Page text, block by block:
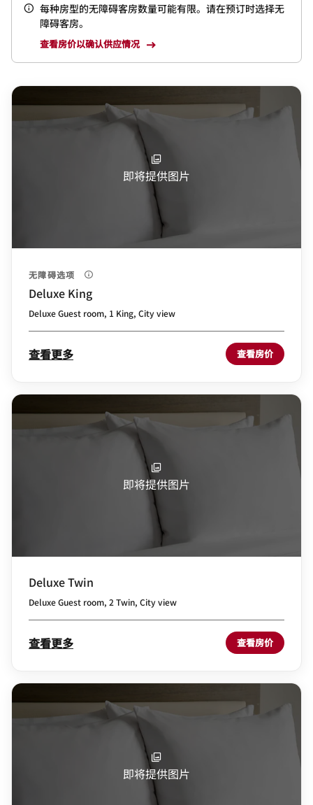
每种房型的无障碍客房数量可能有限。请在预订时选择无
障碍客房。
查看房价以确认供应情况
即将提供图片
无障碍选项
Deluxe King
Deluxe Guest room, 1 King, City view
查看更多 查看房价
即将提供图片
Deluxe Twin
Deluxe Guest room, 2 Twin, City view
查看更多 查看房价
即将提供图片